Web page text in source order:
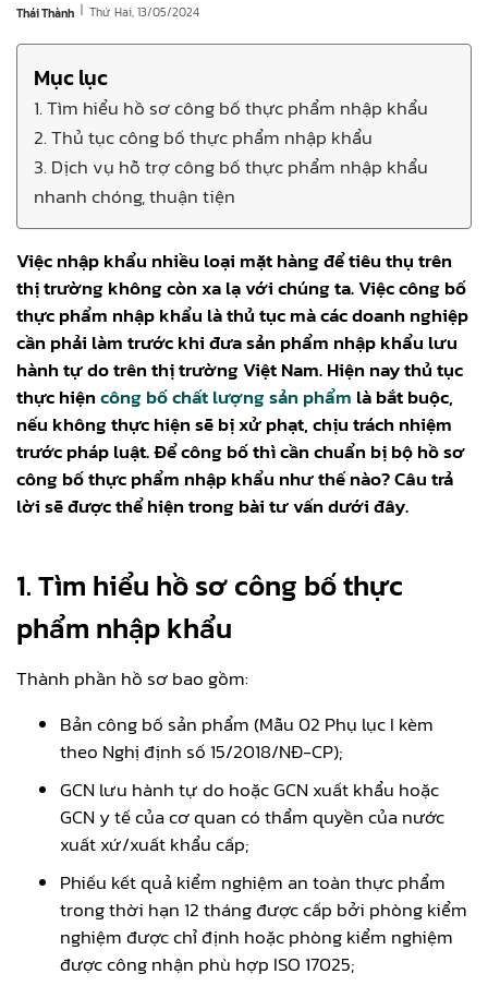
Thái Thành | Thứ Hai, 13/05/2024
Mục lục
1. Tìm hiểu hồ sơ công bố thực phẩm nhập khẩu
2. Thủ tục công bố thực phẩm nhập khẩu
3. Dịch vụ hỗ trợ công bố thực phẩm nhập khẩu
nhanh chóng, thuận tiện
Việc nhập khẩu nhiều loại mặt hàng để tiêu thụ trên
thị trường không còn xa lạ với chúng ta. Việc công bố
thực phẩm nhập khẩu là thủ tục mà các doanh nghiệp
cần phải làm trước khi đưa sản phẩm nhập khẩu lưu
hành tự do trên thị trường Việt Nam. Hiện nay thủ tục
thực hiệncông bố chất lượng sản phẩm là bắt buộc,
nếu không thực hiện sẽ bị xử phạt, chịu trách nhiệm
trước pháp luật. Để công bố thì cần chuẩn bị bộ hồ sơ
công bố thực phẩm nhập khẩu như thế nào? Câu trả
lời sẽ được thể hiện trong bài tư vấn dưới đây.
1. Tìm hiểu hồ sơ công bố thực
phẩm nhập khẩu
Thành phần hồ sơ bao gồm:
Bản công bố sản phẩm (Mẫu 02 Phụ lục I kèm
theo Nghị định số 15/2018/NĐ-CP);
GCN lưu hành tự do hoặc GCN xuất khẩu hoặc
GCN y tế của cơ quan có thẩm quyền của nước
xuất xứ/xuất khẩu cấp;
Phiếu kết quả kiểm nghiệm an toàn thực phẩm
trong thời hạn 12 tháng được cấp bởi phòng kiểm
nghiệm được chỉ định hoặc phòng kiểm nghiệm
được công nhận phù hợp ISO 17025;